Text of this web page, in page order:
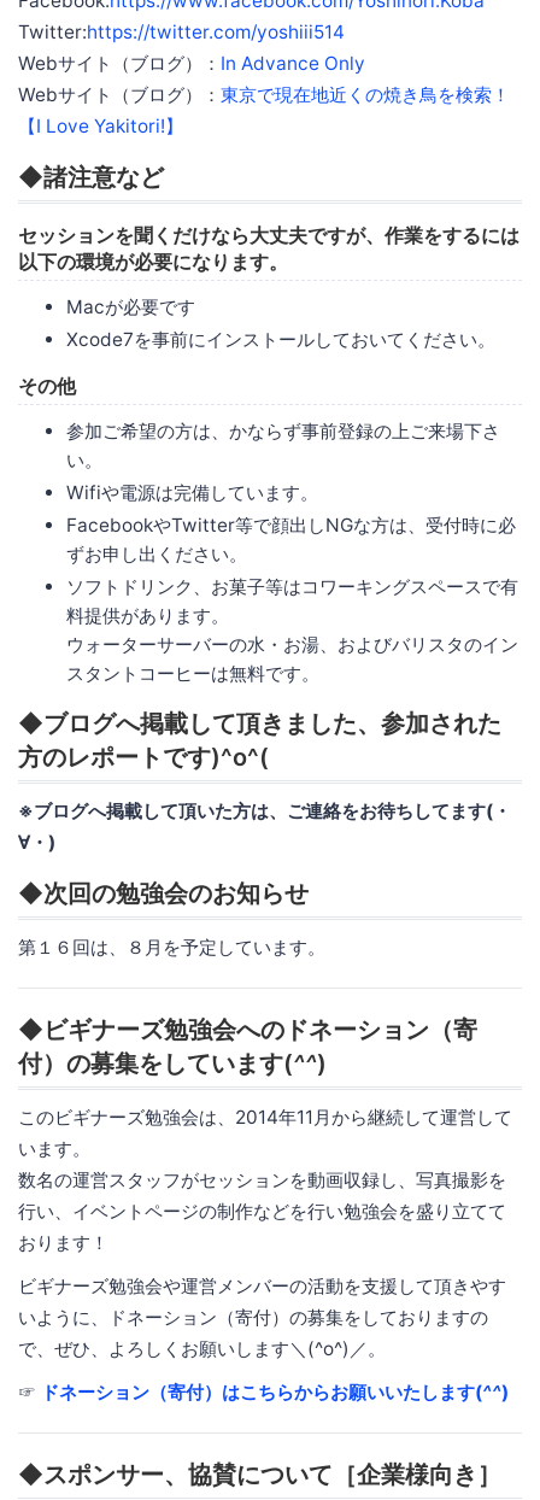
Twitter:https://twitter.com/yoshiii514
Webサイト（ブログ）： In Advance Only
Webサイト（ブログ）： 東京で現在地近くの焼き鳥を検索！
【I Love Yakitori!】
◆諸注意など
セッションを聞くだけなら大丈夫ですが、作業をするには
以下の環境が必要になります。
Macが必要です
Xcode7を事前にインストールしておいてください。
その他
参加ご希望の方は、かならず事前登録の上ご来場下さ
い。
Wifiや電源は完備しています。
FacebookやTwitter等で顔出しNGな方は、受付時に必
ずお申し出ください。
ソフトドリンク、お菓子等はコワーキングスペースで有
料提供があります。
ウォーターサーバーの水・お湯、およびバリスタのイン
スタントコーヒーは無料です。
◆ブログへ掲載して頂きました、参加された
方のレポートです)^o^(
※ブログへ掲載して頂いた方は、ご連絡をお待ちしてます(・
∀・)
◆次回の勉強会のお知らせ
第１６回は、８月を予定しています。
◆ビギナーズ勉強会へのドネーション（寄
付）の募集をしています(^^)
このビギナーズ勉強会は、2014年11月から継続して運営して
います。
数名の運営スタッフがセッションを動画収録し、写真撮影を
行い、イベントページの制作などを行い勉強会を盛り立てて
おります！
ビギナーズ勉強会や運営メンバーの活動を支援して頂きやす
いように、ドネーション（寄付）の募集をしておりますの
で、ぜひ、よろしくお願いします＼(^o^)／。
☞ ドネーション（寄付）はこちらからお願いいたします(^^)
◆スポンサー、協賛について［企業様向き］